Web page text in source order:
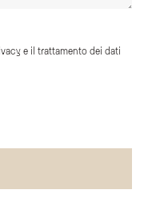
e il trattamento dei dati